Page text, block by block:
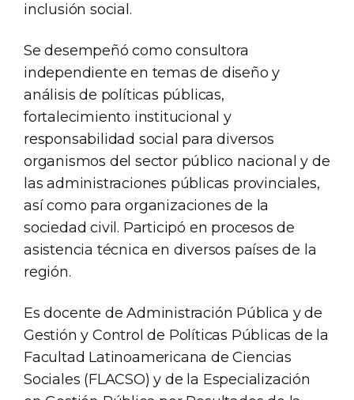
inclusión social.
Se desempeñó como consultora
independiente en temas de diseño y
análisis de políticas públicas,
fortalecimiento institucional y
responsabilidad social para diversos
organismos del sector público nacional y de
las administraciones públicas provinciales,
así como para organizaciones de la
sociedad civil. Participó en procesos de
asistencia técnica en diversos países de la
región.
Es docente de Administración Pública y de
Gestión y Control de Políticas Públicas de la
Facultad Latinoamericana de Ciencias
Sociales (FLACSO) y de la Especialización